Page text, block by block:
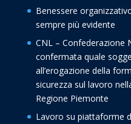
Benessere
sempre più evidente
CNL – Confederazione
confermata quale
all’erogazione della
sicurezza sul lavoro
Regione Piemonte
Lavoro su piattaforme